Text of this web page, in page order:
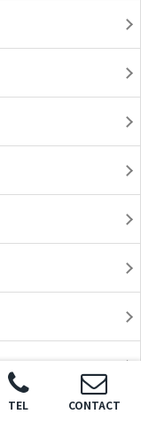
TEL CONTACT